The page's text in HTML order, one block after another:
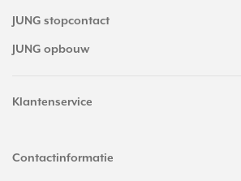
JUNG stopcontact
JUNG opbouw
Klantenservice
Contactinformatie